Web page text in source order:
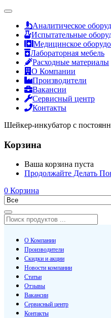
Аналитическое
Испытательные
Медицинское
Лабораторная мебель
Расходные материалы
О Компании
Производители
Вакансии
Сервисный центр
Контакты
Шейкер-инкубатор с
Корзина
Ваша корзина пуста
Продолжайте Делать
0 Корзина
О Компании
Производители
Скидки и акции
Новости компании
Статьи
Отзывы
Вакансии
Сервисный центр
Контакты